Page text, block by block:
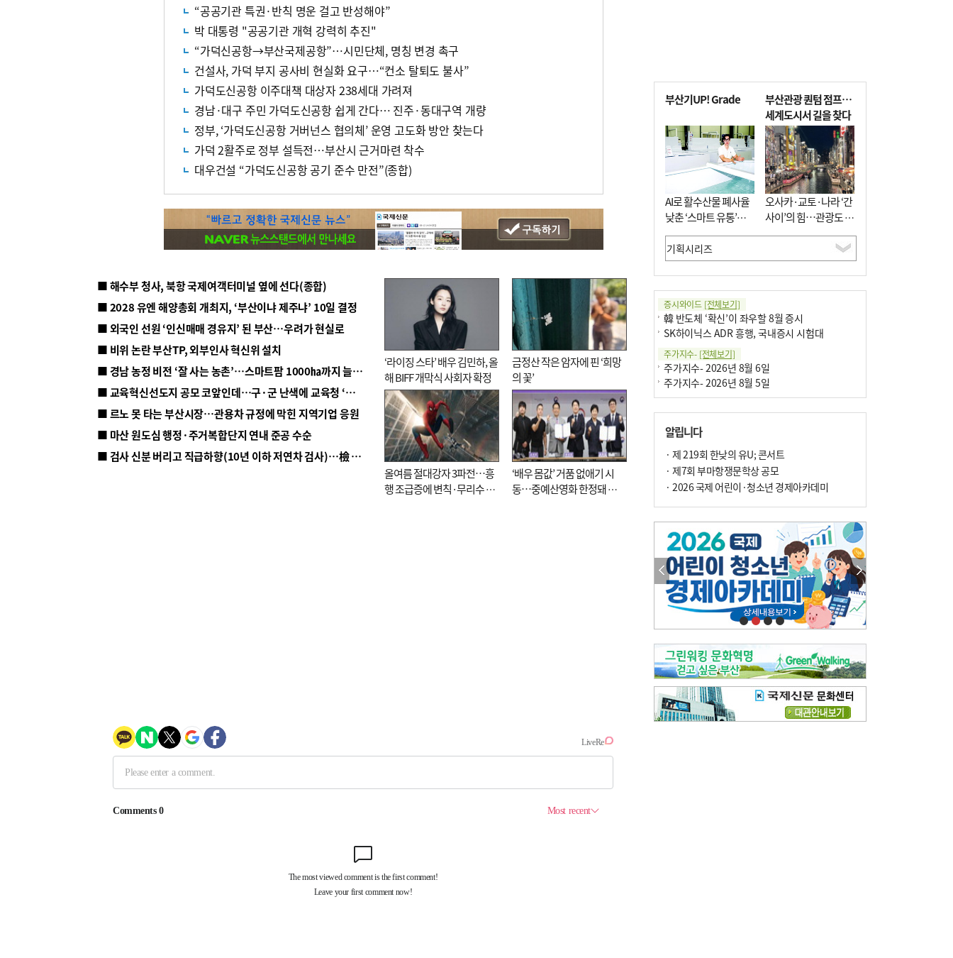
“공공기관 특권·반칙 명운 걸고 반성해야”
박 대통령 "공공기관 개혁 강력히 추진"
“가덕신공항→부산국제공항”…시민단체, 명칭 변경 촉구
건설사, 가덕 부지 공사비 현실화 요구…“컨소 탈퇴도 불사”
가덕도신공항 이주대책 대상자 238세대 가려져
경남·대구 주민 가덕도신공항 쉽게 간다… 진주·동대구역 개량
정부, ‘가덕도신공항 거버넌스 협의체’ 운영 고도화 방안 찾는다
가덕 2활주로 정부 설득전…부산시 근거마련 착수
대우건설 “가덕도신공항 공기 준수 만전”(종합)
■ 해수부 청사, 북항 국제여객터미널 옆에 선다(종합)
■ 2028 유엔 해양총회 개최지, ‘부산이냐 제주냐’ 10일 결정
■ 외국인 선원 ‘인신매매 경유지’ 된 부산…우려가 현실로
■ 비위 논란 부산TP, 외부인사 혁신위 설치
■ 경남 농정 비전 ‘잘 사는 농촌’…스마트팜 1000㏊까지 늘린다
■ 교육혁신선도지 공모 코앞인데…구·군 난색에 교육청 ‘쩔쩔’
■ 르노 못 타는 부산시장…관용차 규정에 막힌 지역기업 응원
■ 마산 원도심 행정·주거복합단지 연내 준공 수순
■ 검사 신분 버리고 직급하향(10년 이하 저연차 검사)…檢 중수청행 기피
‘라이징 스타’ 배우 김민하, 올
해 BIFF 개막식 사회자 확정
금정산 작은 암자에 핀 ‘희망
의 꽃’
올여름 절대강자 3파전…흥
행 조급증에 변칙·무리수 마
‘배우 몸값’ 거품 없애기 시
동…중예산영화 한정돼 실
부산기UP! Grade
AI로 활수산물 폐사율
낮춘 ‘스마트 유통’…
사막·산악지대 수출
도전
부산관광 퀀텀 점프…
세계도시서 길을 찾다
오사카·교토·나라 ‘간
사이’의 힘…관광도 뭉
쳐야 흥한다
증시와이드 [전체보기]
韓 반도체 ‘확신’이 좌우할 8월 증시
SK하이닉스 ADR 흥행, 국내증시 시험대
주가지수- [전체보기]
주가지수- 2026년 8월 6일
주가지수- 2026년 8월 5일
알립니다
· 제 219회 한낮의 유U; 콘서트
· 제7회 부마항쟁문학상 공모
· 2026 국제 어린이·청소년 경제아카데미